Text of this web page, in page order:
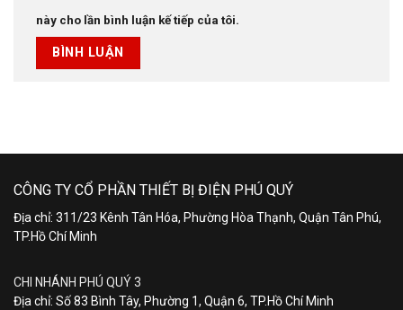
này cho lần bình luận kế tiếp của tôi.
CÔNG TY CỔ PHẦN THIẾT BỊ ĐIỆN PHÚ QUÝ
Địa chỉ: 311/23 Kênh Tân Hóa, Phường Hòa Thạnh, Quận Tân Phú,
TP.Hồ Chí Minh
CHI NHÁNH PHÚ QUÝ 3
Địa chỉ: Số 83 Bình Tây, Phường 1, Quận 6, TP.Hồ Chí Minh